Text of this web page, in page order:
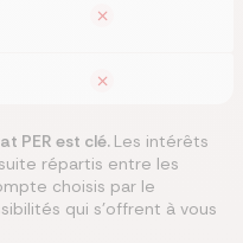
PER est clé. Les intérêts
répartis entre les
choisis par le
qui s’offrent à vous